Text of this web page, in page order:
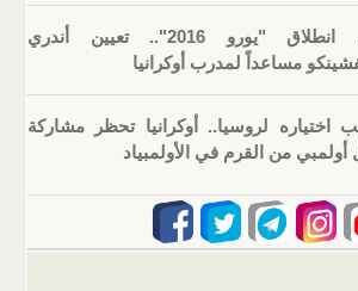
قبل انطلاق "يورو 2016".. تعيين أندري
مساعداً لمدرب أوكرانيا
اختياره لروسيا.. أوكرانيا تحظر مشاركة
من القرم في الأولمبياد